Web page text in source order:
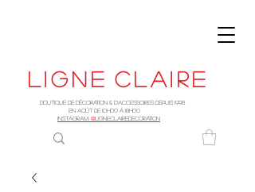
Ligne claire
Boutique de décoration & d'accessoires depuis 1998
EN AOûT DE 10h00 à 18H00
INSTAGRAM: @LIGNECLAIREDECORATION